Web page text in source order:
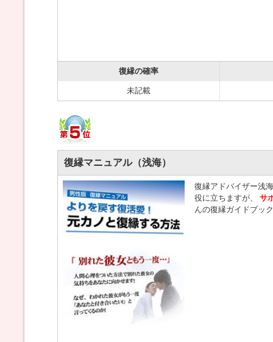
復縁の確率
未記載
復縁マニュアル（浅海）
復縁アドバイザー浅
役に立ちますが、
サ
んの復縁ガイドブッ